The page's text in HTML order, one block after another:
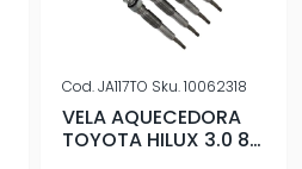
Cod.JA117TO Sku.10062318
VELA AQUECEDORA
TOYOTA HILUX 3.0 8V